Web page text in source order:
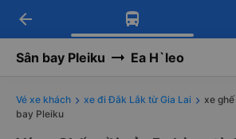
Tải app Vexere ngay!
Nhận ưu đãi thành viên độc
Tải app Vexere
-30k/ghế khi đặt vé máy bay
arrow_back
Sân bay Pleiku Ea H`leo
Vé xe khách xe đi Đắk Lắk từ Gia Lai
xe
bay Pleiku